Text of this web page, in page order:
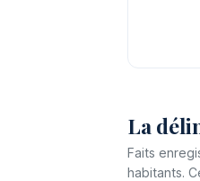
La
Faits
habitants.